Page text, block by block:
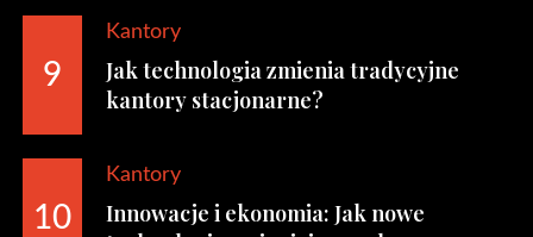
9
Kantory
Jak technologia zmienia tradycyjne
kantory stacjonarne?
10
Kantory
Innowacje i ekonomia: Jak nowe